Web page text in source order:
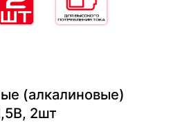
(алкалиновые)
2шт